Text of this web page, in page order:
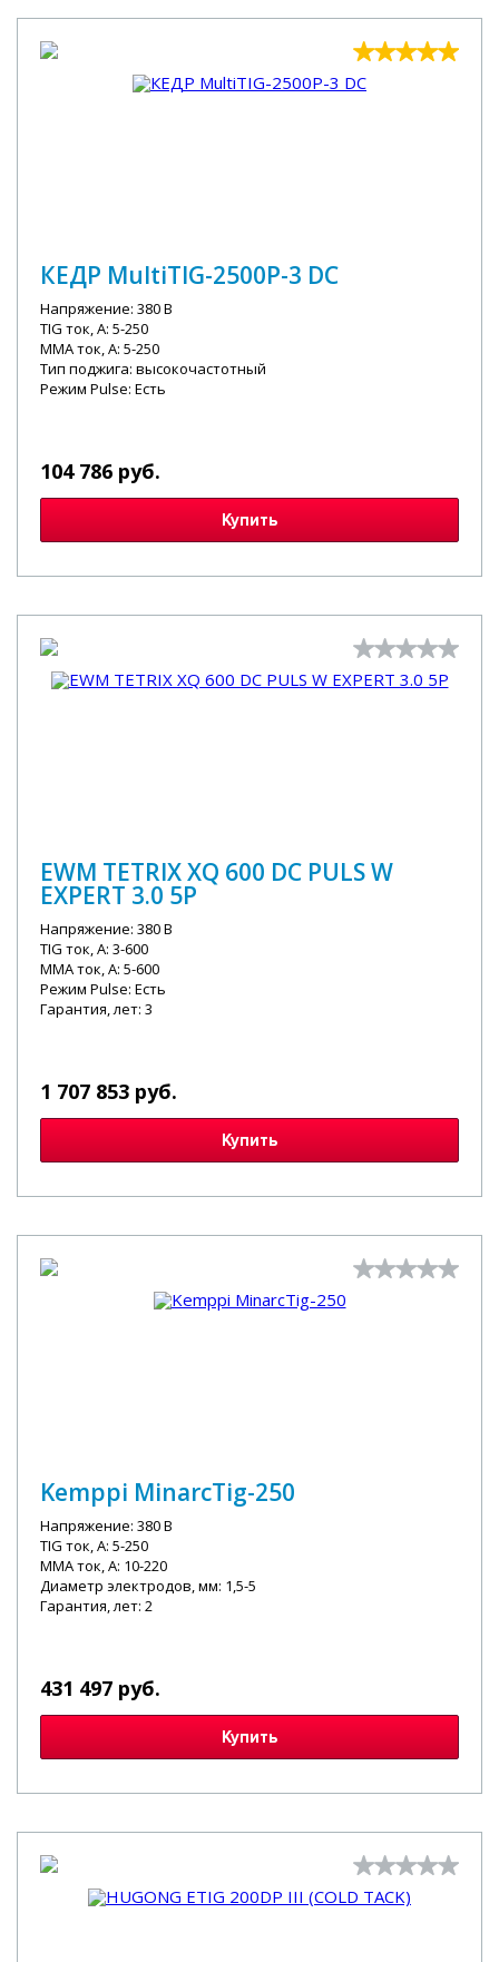
КЕДР MultiTIG-2500P-3 DC
Напряжение: 380 В
TIG ток, А: 5-250
MMA ток, А: 5-250
Тип поджига: высокочастотный
Режим Pulse: Есть
104 786 руб.
Купить
EWM TETRIX XQ 600 DC PULS W
EXPERT 3.0 5P
Напряжение: 380 В
TIG ток, А: 3-600
MMA ток, А: 5-600
Режим Pulse: Есть
Гарантия, лет: 3
1 707 853 руб.
Купить
Kemppi MinarcTig-250
Напряжение: 380 В
TIG ток, А: 5-250
MMA ток, А: 10-220
Диаметр электродов, мм: 1,5-5
Гарантия, лет: 2
431 497 руб.
Купить